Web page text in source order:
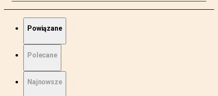
Powiązane
Polecane
Najnowsze